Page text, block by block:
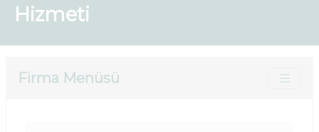
Hizmeti
Firma Menüsü